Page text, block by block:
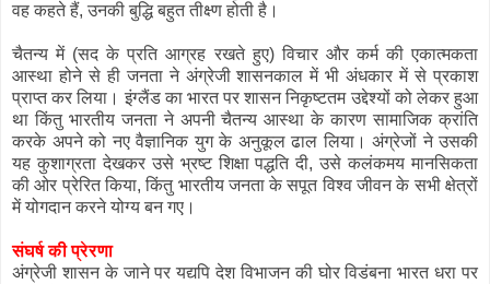
वह कहते हैं, उनकी बुद्धि बहुत तीक्ष्ण होती है।
चैतन्य में (सद के प्रति आग्रह रखते हुए) विचार और कर्म की एकात्मकता
आस्था होने से ही जनता ने अंग्रेजी शासनकाल में भी अंधकार में से प्रकाश
प्राप्त कर लिया। इंग्लैंड का भारत पर शासन निकृष्टतम उद्देश्यों को लेकर हुआ
था किंतु भारतीय जनता ने अपनी चैतन्य आस्था के कारण सामाजिक क्रांति
करके अपने को नए वैज्ञानिक युग के अनुकूल ढाल लिया। अंग्रेजों ने उसकी
यह कुशाग्रता देखकर उसे भ्रष्ट शिक्षा पद्धति दी, उसे कलंकमय मानसिकता
की ओर प्रेरित किया, किंतु भारतीय जनता के सपूत विश्व जीवन के सभी क्षेत्रों
में योगदान करने योग्य बन गए।
संघर्ष की प्रेरणा
अंग्रेजी शासन के जाने पर यद्यपि देश विभाजन की घोर विडंबना भारत धरा पर